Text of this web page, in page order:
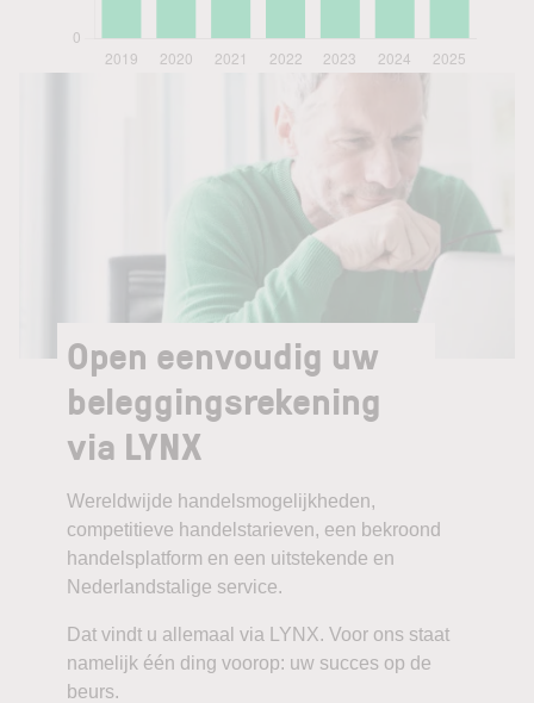
Open eenvoudig uw
beleggingsrekening
via LYNX
Wereldwijde handelsmogelijkheden,
competitieve handelstarieven, een bekroond
handelsplatform en een uitstekende en
Nederlandstalige service.
Dat vindt u allemaal via LYNX. Voor ons staat
namelijk één ding voorop: uw succes op de
beurs.